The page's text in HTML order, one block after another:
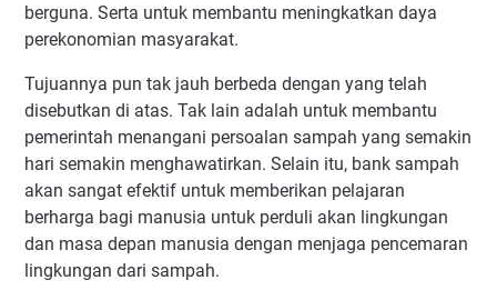
berguna. Serta untuk membantu meningkatkan daya
perekonomian masyarakat.
Tujuannya pun tak jauh berbeda dengan yang telah
disebutkan di atas. Tak lain adalah untuk membantu
pemerintah menangani persoalan sampah yang semakin
hari semakin menghawatirkan. Selain itu, bank sampah
akan sangat efektif untuk memberikan pelajaran
berharga bagi manusia untuk perduli akan lingkungan
dan masa depan manusia dengan menjaga pencemaran
lingkungan dari sampah.